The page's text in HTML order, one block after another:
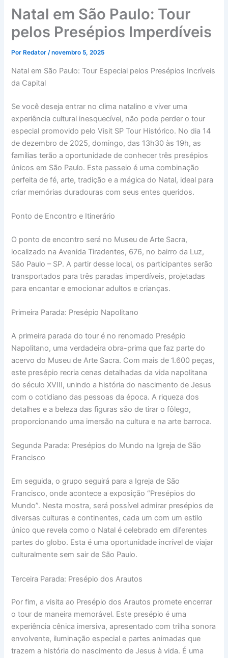
Natal em São Paulo: Tour
pelos Presépios Imperdíveis
Por Redator/novembro 5, 2025
Natal em São Paulo: Tour Especial pelos Presépios Incríveis
da Capital
Se você deseja entrar no clima natalino e viver uma
experiência cultural inesquecível, não pode perder o tour
especial promovido pelo Visit SP Tour Histórico. No dia 14
de dezembro de 2025, domingo, das 13h30 às 19h, as
famílias terão a oportunidade de conhecer três presépios
únicos em São Paulo. Este passeio é uma combinação
perfeita de fé, arte, tradição e a mágica do Natal, ideal para
criar memórias duradouras com seus entes queridos.
Ponto de Encontro e Itinerário
O ponto de encontro será no Museu de Arte Sacra,
localizado na Avenida Tiradentes, 676, no bairro da Luz,
São Paulo – SP. A partir desse local, os participantes serão
transportados para três paradas imperdíveis, projetadas
para encantar e emocionar adultos e crianças.
Primeira Parada: Presépio Napolitano
A primeira parada do tour é no renomado Presépio
Napolitano, uma verdadeira obra-prima que faz parte do
acervo do Museu de Arte Sacra. Com mais de 1.600 peças,
este presépio recria cenas detalhadas da vida napolitana
do século XVIII, unindo a história do nascimento de Jesus
com o cotidiano das pessoas da época. A riqueza dos
detalhes e a beleza das figuras são de tirar o fôlego,
proporcionando uma imersão na cultura e na arte barroca.
Segunda Parada: Presépios do Mundo na Igreja de São
Francisco
Em seguida, o grupo seguirá para a Igreja de São
Francisco, onde acontece a exposição “Presépios do
Mundo”. Nesta mostra, será possível admirar presépios de
diversas culturas e continentes, cada um com um estilo
único que revela como o Natal é celebrado em diferentes
partes do globo. Esta é uma oportunidade incrível de viajar
culturalmente sem sair de São Paulo.
Terceira Parada: Presépio dos Arautos
Por fim, a visita ao Presépio dos Arautos promete encerrar
o tour de maneira memorável. Este presépio é uma
experiência cênica imersiva, apresentado com trilha sonora
envolvente, iluminação especial e partes animadas que
trazem a história do nascimento de Jesus à vida. É uma